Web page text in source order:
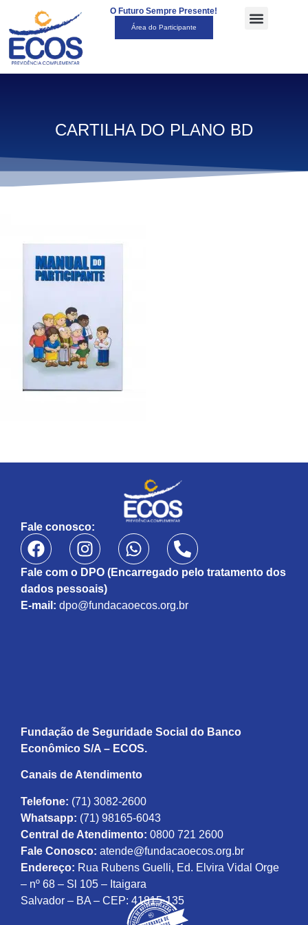
O Futuro Sempre Presente!
Área do Participante
CARTILHA DO PLANO BD
Fale conosco:
Fale com o DPO (Encarregado pelo tratamento dos
dados pessoais)
E-mail: dpo@fundacaoecos.org.br
Fundação de Seguridade Social do Banco
Econômico S/A – ECOS.
Canais de Atendimento
Telefone: (71) 3082-2600
Whatsapp: (71) 98165-6043
Central de Atendimento: 0800 721 2600
Fale Conosco: atende@fundacaoecos.org.br
Endereço: Rua Rubens Guelli, Ed. Elvira Vidal Orge
– nº 68 – Sl 105 – Itaigara
Salvador – BA – CEP: 41815-135